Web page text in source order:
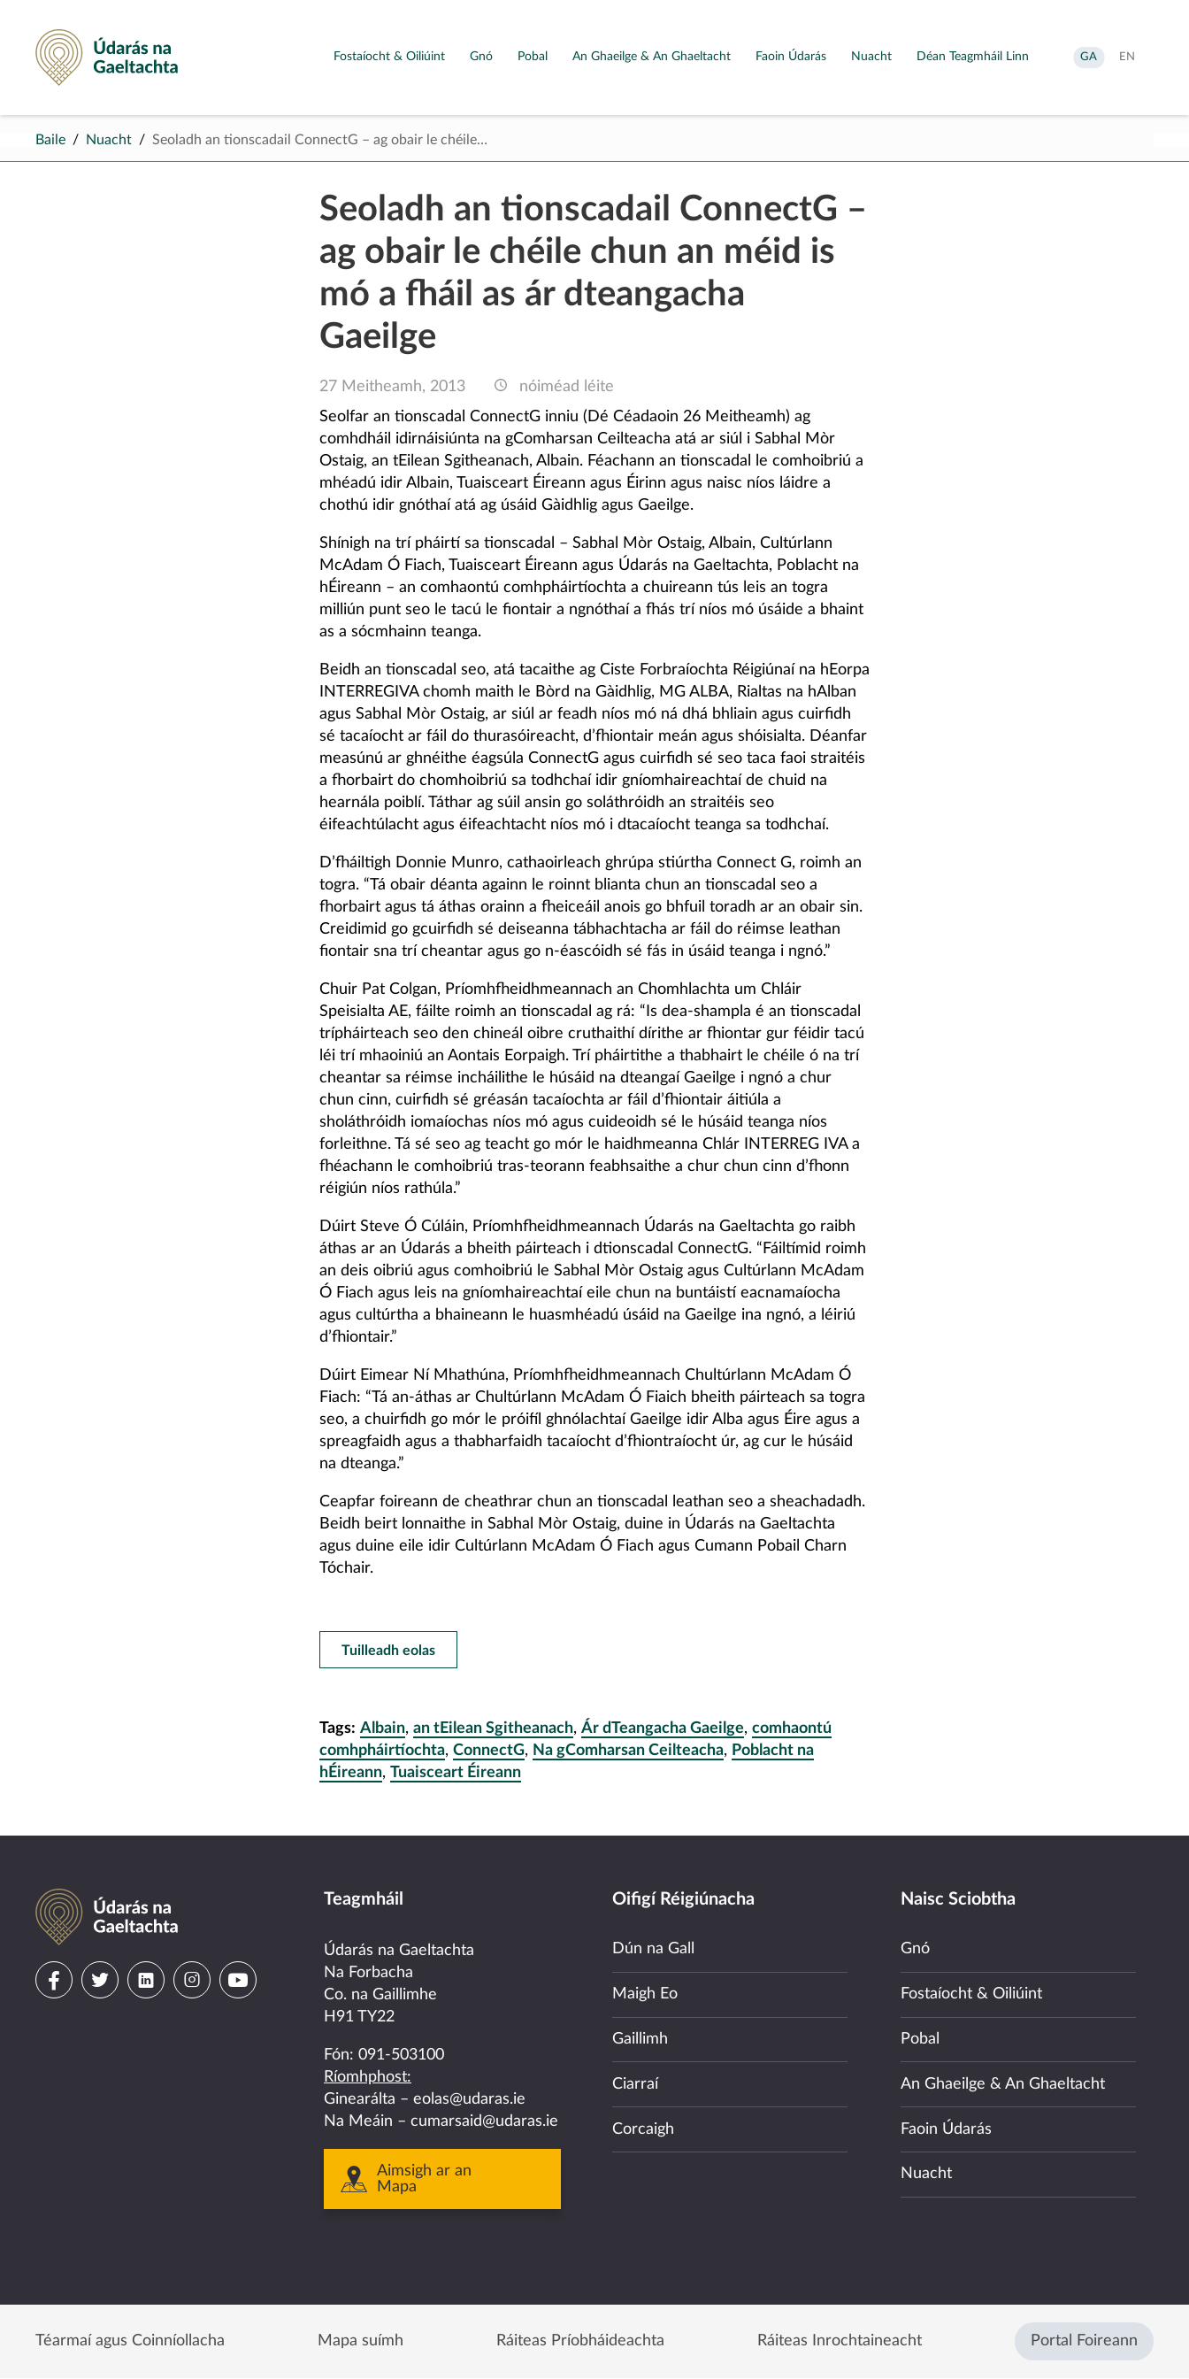
Údarás na Gaeltachta
Fostaíocht & Oiliúint Gnó Pobal An Ghaeilge & An Ghaeltacht Faoin Údarás Nuacht Déan Teagmháil Linn
Aistrigh
go
GA
Change
EN
Baile Nuacht Seoladh an tionscadail ConnectG – ag obair le chéile…
Seoladh an tionscadail ConnectG –
ag obair le chéile chun an méid is
mó a fháil as ár dteangacha
Gaeilge
27 Meitheamh, 2013
nóiméad léite
Seolfar an tionscadal ConnectG inniu (Dé Céadaoin 26 Meitheamh) ag
comhdháil idirnáisiúnta na gComharsan Ceilteacha atá ar siúl i Sabhal Mòr
Ostaig, an tEilean Sgitheanach, Albain. Féachann an tionscadal le comhoibriú a
mhéadú idir Albain, Tuaisceart Éireann agus Éirinn agus naisc níos láidre a
chothú idir gnóthaí atá ag úsáid Gàidhlig agus Gaeilge.
Shínigh na trí pháirtí sa tionscadal – Sabhal Mòr Ostaig, Albain, Cultúrlann
McAdam Ó Fiach, Tuaisceart Éireann agus Údarás na Gaeltachta, Poblacht na
hÉireann – an comhaontú comhpháirtíochta a chuireann tús leis an togra
milliún punt seo le tacú le fiontair a ngnóthaí a fhás trí níos mó úsáide a bhaint
as a sócmhainn teanga.
Beidh an tionscadal seo, atá tacaithe ag Ciste Forbraíochta Réigiúnaí na hEorpa
INTERREGIVA chomh maith le Bòrd na Gàidhlig, MG ALBA, Rialtas na hAlban
agus Sabhal Mòr Ostaig, ar siúl ar feadh níos mó ná dhá bhliain agus cuirfidh
sé tacaíocht ar fáil do thurasóireacht, d’fhiontair meán agus shóisialta. Déanfar
measúnú ar ghnéithe éagsúla ConnectG agus cuirfidh sé seo taca faoi straitéis
a fhorbairt do chomhoibriú sa todhchaí idir gníomhaireachtaí de chuid na
hearnála poiblí. Táthar ag súil ansin go soláthróidh an straitéis seo
éifeachtúlacht agus éifeachtacht níos mó i dtacaíocht teanga sa todhchaí.
D’fháiltigh Donnie Munro, cathaoirleach ghrúpa stiúrtha Connect G, roimh an
togra. “Tá obair déanta againn le roinnt blianta chun an tionscadal seo a
fhorbairt agus tá áthas orainn a fheiceáil anois go bhfuil toradh ar an obair sin.
Creidimid go gcuirfidh sé deiseanna tábhachtacha ar fáil do réimse leathan
fiontair sna trí cheantar agus go n-éascóidh sé fás in úsáid teanga i ngnó.”
Chuir Pat Colgan, Príomhfheidhmeannach an Chomhlachta um Chláir
Speisialta AE, fáilte roimh an tionscadal ag rá: “Is dea-shampla é an tionscadal
trípháirteach seo den chineál oibre cruthaithí dírithe ar fhiontar gur féidir tacú
léi trí mhaoiniú an Aontais Eorpaigh. Trí pháirtithe a thabhairt le chéile ó na trí
cheantar sa réimse incháilithe le húsáid na dteangaí Gaeilge i ngnó a chur
chun cinn, cuirfidh sé gréasán tacaíochta ar fáil d’fhiontair áitiúla a
sholáthróidh iomaíochas níos mó agus cuideoidh sé le húsáid teanga níos
forleithne. Tá sé seo ag teacht go mór le haidhmeanna Chlár INTERREG IVA a
fhéachann le comhoibriú tras-teorann feabhsaithe a chur chun cinn d’fhonn
réigiún níos rathúla.”
Dúirt Steve Ó Cúláin, Príomhfheidhmeannach Údarás na Gaeltachta go raibh
áthas ar an Údarás a bheith páirteach i dtionscadal ConnectG. “Fáiltímid roimh
an deis oibriú agus comhoibriú le Sabhal Mòr Ostaig agus Cultúrlann McAdam
Ó Fiach agus leis na gníomhaireachtaí eile chun na buntáistí eacnamaíocha
agus cultúrtha a bhaineann le huasmhéadú úsáid na Gaeilge ina ngnó, a léiriú
d’fhiontair.”
Dúirt Eimear Ní Mhathúna, Príomhfheidhmeannach Chultúrlann McAdam Ó
Fiach: “Tá an-áthas ar Chultúrlann McAdam Ó Fiaich bheith páirteach sa togra
seo, a chuirfidh go mór le próifíl ghnólachtaí Gaeilge idir Alba agus Éire agus a
spreagfaidh agus a thabharfaidh tacaíocht d’fhiontraíocht úr, ag cur le húsáid
na dteanga.”
Ceapfar foireann de cheathrar chun an tionscadal leathan seo a sheachadadh.
Beidh beirt lonnaithe in Sabhal Mòr Ostaig, duine in Údarás na Gaeltachta
agus duine eile idir Cultúrlann McAdam Ó Fiach agus Cumann Pobail Charn
Tóchair.
Tuilleadh eolas
Tags: Albain, an tEilean Sgitheanach, Ár dTeangacha Gaeilge, comhaontú
comhpháirtíochta, ConnectG, Na gComharsan Ceilteacha, Poblacht na
hÉireann, Tuaisceart Éireann
Údarás na Gaeltachta
VisitVisitVisitVisit
instagram
Visit
youtube
Teagmháil
Údarás na Gaeltachta
Na Forbacha
Co. na Gaillimhe
H91 TY22
Fón: 091-503100
Ríomhphost:
Ginearálta – eolas@udaras.ie
Na Meáin – cumarsaid@udaras.ie
Aimsigh ar an
Mapa
Oifigí Réigiúnacha
Dún na Gall
Maigh Eo
Gaillimh
Ciarraí
Corcaigh
Naisc Sciobtha
Gnó
Fostaíocht & Oiliúint
Pobal
An Ghaeilge & An Ghaeltacht
Faoin Údarás
Nuacht
Téarmaí agus Coinníollacha Mapa suímh Ráiteas Príobháideachta Ráiteas Inrochtaineacht Portal Foireann